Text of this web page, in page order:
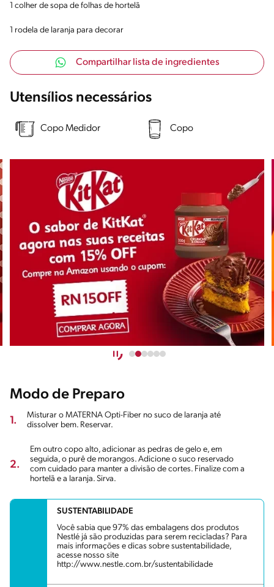
1 colher de sopa de folhas de hortelã
1 rodela de laranja para decorar
Compartilhar lista de ingredientes
Utensílios necessários
Copo Medidor Copo
Modo de Preparo
1.
Misturar o MATERNA Opti-Fiber no suco de laranja até
dissolver bem. Reservar.
2.
Em outro copo alto, adicionar as pedras de gelo e, em
seguida, o purê de morangos. Adicione o suco reservado
com cuidado para manter a divisão de cortes. Finalize com a
hortelã e a laranja. Sirva.
SUSTENTABILIDADE
Você sabia que 97% das embalagens dos produtos
Nestlé já são produzidas para serem recicladas? Para
mais informações e dicas sobre sustentabilidade,
acesse nosso site
http://www.nestle.com.br/sustentabilidade